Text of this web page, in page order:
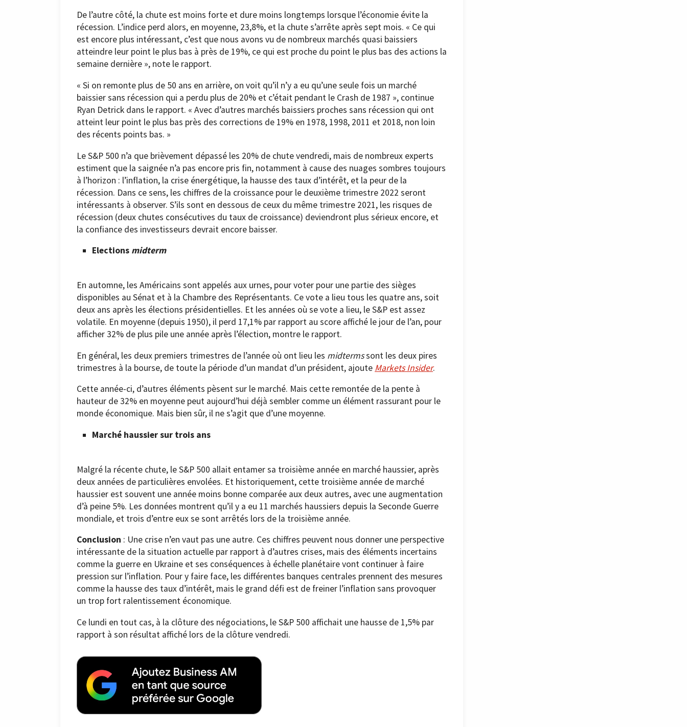
De l’autre côté, la chute est moins forte et dure moins longtemps lorsque l’économie évite la
récession. L’indice perd alors, en moyenne, 23,8%, et la chute s’arrête après sept mois. « Ce qui
est encore plus intéressant, c’est que nous avons vu de nombreux marchés quasi baissiers
atteindre leur point le plus bas à près de 19%, ce qui est proche du point le plus bas des actions la
semaine dernière », note le rapport.
« Si on remonte plus de 50 ans en arrière, on voit qu’il n’y a eu qu’une seule fois un marché
baissier sans récession qui a perdu plus de 20% et c’était pendant le Crash de 1987 », continue
Ryan Detrick dans le rapport. « Avec d’autres marchés baissiers proches sans récession qui ont
atteint leur point le plus bas près des corrections de 19% en 1978, 1998, 2011 et 2018, non loin
des récents points bas. »
Le S&P 500 n’a que brièvement dépassé les 20% de chute vendredi, mais de nombreux experts
estiment que la saignée n’a pas encore pris fin, notamment à cause des nuages sombres toujours
à l’horizon : l’inflation, la crise énergétique, la hausse des taux d’intérêt, et la peur de la
récession. Dans ce sens, les chiffres de la croissance pour le deuxième trimestre 2022 seront
intéressants à observer. S’ils sont en dessous de ceux du même trimestre 2021, les risques de
récession (deux chutes consécutives du taux de croissance) deviendront plus sérieux encore, et
la confiance des investisseurs devrait encore baisser.
Elections midterm
En automne, les Américains sont appelés aux urnes, pour voter pour une partie des sièges
disponibles au Sénat et à la Chambre des Représentants. Ce vote a lieu tous les quatre ans, soit
deux ans après les élections présidentielles. Et les années où se vote a lieu, le S&P est assez
volatile. En moyenne (depuis 1950), il perd 17,1% par rapport au score affiché le jour de l’an, pour
afficher 32% de plus pile une année après l’élection, montre le rapport.
En général, les deux premiers trimestres de l’année où ont lieu les midtermssont les deux pires
trimestres à la bourse, de toute la période d’un mandat d’un président, ajoute Markets Insider.
Cette année-ci, d’autres éléments pèsent sur le marché. Mais cette remontée de la pente à
hauteur de 32% en moyenne peut aujourd’hui déjà sembler comme un élément rassurant pour le
monde économique. Mais bien sûr, il ne s’agit que d’une moyenne.
Marché haussier sur trois ans
Malgré la récente chute, le S&P 500 allait entamer sa troisième année en marché haussier, après
deux années de particulières envolées. Et historiquement, cette troisième année de marché
haussier est souvent une année moins bonne comparée aux deux autres, avec une augmentation
d’à peine 5%. Les données montrent qu’il y a eu 11 marchés haussiers depuis la Seconde Guerre
mondiale, et trois d’entre eux se sont arrêtés lors de la troisième année.
Conclusion : Une crise n’en vaut pas une autre. Ces chiffres peuvent nous donner une perspective
intéressante de la situation actuelle par rapport à d’autres crises, mais des éléments incertains
comme la guerre en Ukraine et ses conséquences à échelle planétaire vont continuer à faire
pression sur l’inflation. Pour y faire face, les différentes banques centrales prennent des mesures
comme la hausse des taux d’intérêt, mais le grand défi est de freiner l’inflation sans provoquer
un trop fort ralentissement économique.
Ce lundi en tout cas, à la clôture des négociations, le S&P 500 affichait une hausse de 1,5% par
rapport à son résultat affiché lors de la clôture vendredi.